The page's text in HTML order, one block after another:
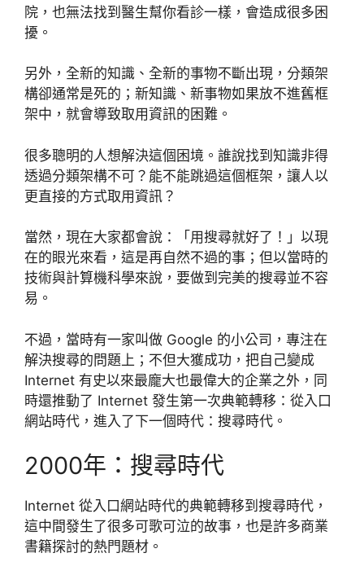
院，也無法找到醫生幫你看診一樣，會造成很多困
擾。
另外，全新的知識、全新的事物不斷出現，分類架
構卻通常是死的；新知識、新事物如果放不進舊框
架中，就會導致取用資訊的困難。
很多聰明的人想解決這個困境。誰說找到知識非得
透過分類架構不可？能不能跳過這個框架，讓人以
更直接的方式取用資訊？
當然，現在大家都會說：「用搜尋就好了！」以現
在的眼光來看，這是再自然不過的事；但以當時的
技術與計算機科學來說，要做到完美的搜尋並不容
易。
不過，當時有一家叫做 Google 的小公司，專注在
解決搜尋的問題上；不但大獲成功，把自己變成
Internet 有史以來最龐大也最偉大的企業之外，同
時還推動了 Internet 發生第一次典範轉移：從入口
網站時代，進入了下一個時代：搜尋時代。
2000年：搜尋時代
Internet 從入口網站時代的典範轉移到搜尋時代，
這中間發生了很多可歌可泣的故事，也是許多商業
書籍探討的熱門題材。